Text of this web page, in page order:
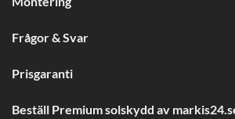
Frågor & Svar
Prisgaranti
Beställ Premium solskydd av